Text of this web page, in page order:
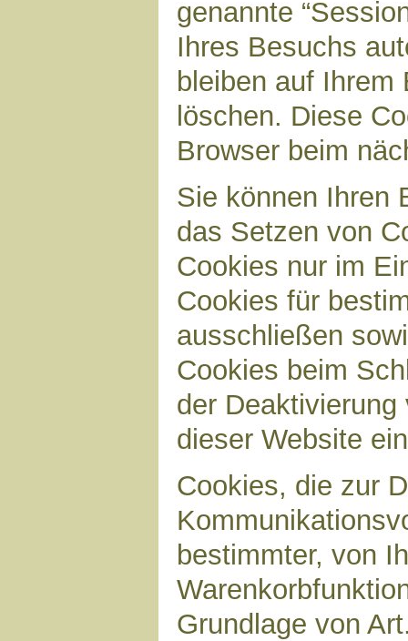
genannte
Ihres Besuchs
bleiben auf
löschen. Diese
Browser beim
Sie können Ihren
das Setzen von
Cookies nur im
Cookies für
ausschließen
Cookies beim
der
dieser Website
Cookies, die zur
bestimmter, von
Grundlage von